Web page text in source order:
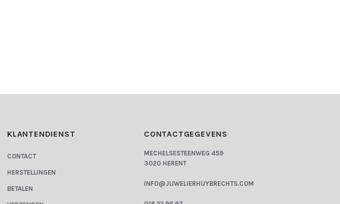
KLANTENDIENST
CONTACT
HERSTELLINGEN
BETALEN
CONTACTGEGEVENS
MECHELSESTEENWEG 459
3020 HERENT
INFO@JUWELIERHUYBRECHTS.COM